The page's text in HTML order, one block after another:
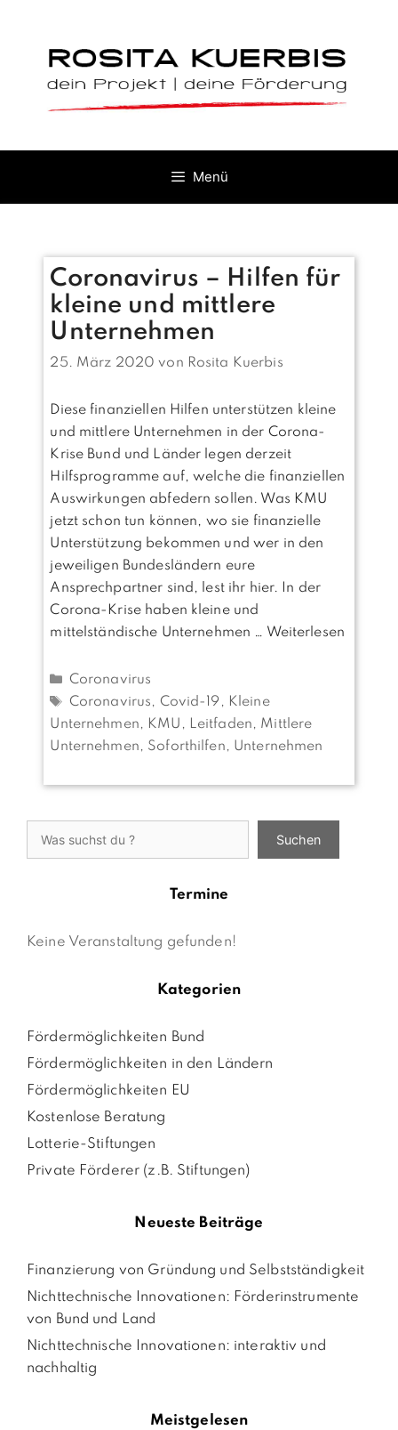
springen
Menü
Coronavirus – Hilfen für
kleine und mittlere
Unternehmen
25. März 2020 von Rosita Kuerbis
Diese finanziellen Hilfen unterstützen kleine
und mittlere Unternehmen in der Corona-
Krise Bund und Länder legen derzeit
Hilfsprogramme auf, welche die finanziellen
Auswirkungen abfedern sollen. Was KMU
jetzt schon tun können, wo sie finanzielle
Unterstützung bekommen und wer in den
jeweiligen Bundesländern eure
Ansprechpartner sind, lest ihr hier. In der
Corona-Krise haben kleine und
mittelständische Unternehmen … Weiterlesen
Kategorien
Coronavirus
Schlagwörter
Coronavirus, Covid-19 , Kleine
Unternehmen, KMU , Leitfaden, Mittlere
Unternehmen, Soforthilfen, Unternehmen
Suchen
Termine
Keine Veranstaltung gefunden!
Kategorien
Fördermöglichkeiten Bund
Fördermöglichkeiten in den Ländern
Fördermöglichkeiten EU
Kostenlose Beratung
Lotterie-Stiftungen
Private Förderer (z.B. Stiftungen)
Neueste Beiträge
Finanzierung von Gründung und Selbstständigkeit
Nichttechnische Innovationen: Förderinstrumente
von Bund und Land
Nichttechnische Innovationen: interaktiv und
nachhaltig
Meistgelesen